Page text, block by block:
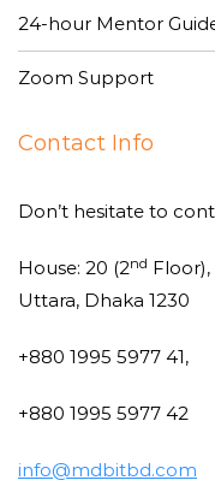
24-hour Mentor
Zoom Support
Contact Info
Don’t hesitate to
House: 20 (2nd Floor),
Uttara, Dhaka 1230
+880 1995 5977 41,
+880 1995 5977 42
info@mdbitbd.com